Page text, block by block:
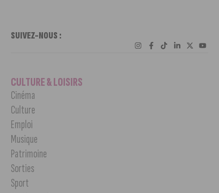
SUIVEZ-NOUS :
CULTURE & LOISIRS
Cinéma
Culture
Emploi
Musique
Patrimoine
Sorties
Sport